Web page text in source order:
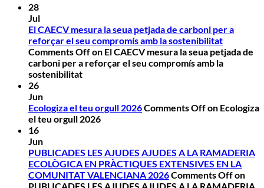
28
Jul
El CAECV mesura la seua petjada de carboni per a
reforçar el seu compromís amb la sostenibilitat
Comments Offon El CAECV mesura la seua petjada de
carboni per a reforçar el seu compromís amb la
sostenibilitat
26
Jun
Ecologiza el teu orgull 2026Comments Offon Ecologiza
el teu orgull 2026
16
Jun
PUBLICADES LES AJUDES AJUDES A LA RAMADERIA
ECOLÒGICA EN PRÀCTIQUES EXTENSIVES EN LA
COMUNITAT VALENCIANA 2026Comments Offon